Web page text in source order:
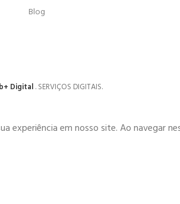
Blog
Digital. SERVIÇOS DIGITAIS.
experiência em nosso site. Ao navegar